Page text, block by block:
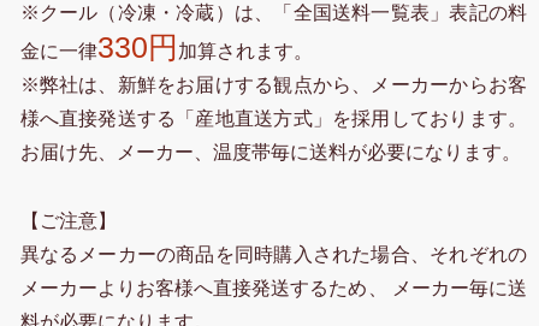
※クール（冷凍・冷蔵）は、「全国送料一覧表」表記の料
金に一律330円 加算されます。
※弊社は、新鮮をお届けする観点から、メーカーからお客
様へ直接発送する「産地直送方式」を採用しております。
お届け先、メーカー、温度帯毎に送料が必要になります。
【ご注意】
異なるメーカーの商品を同時購入された場合、それぞれの
メーカーよりお客様へ直接発送するため、 メーカー毎に送
料が必要になります。